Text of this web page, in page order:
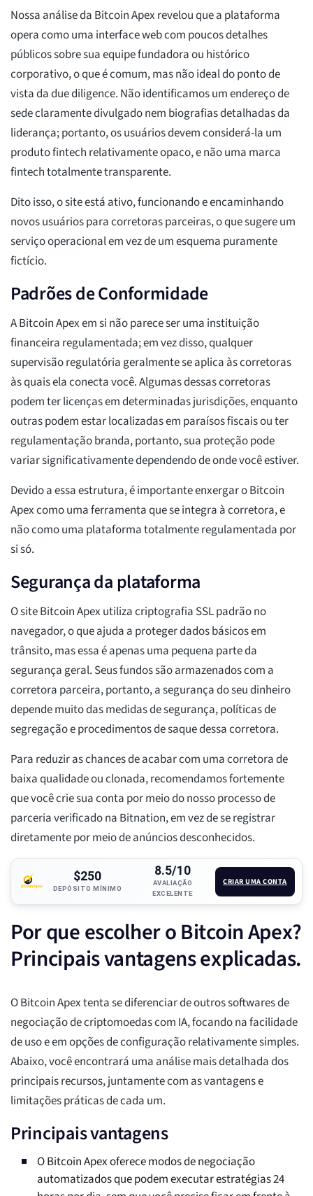
Nossa análise da Bitcoin Apex revelou que a plataforma
opera como uma interface web com poucos detalhes
públicos sobre sua equipe fundadora ou histórico
corporativo, o que é comum, mas não ideal do ponto de
vista da due diligence. Não identificamos um endereço de
sede claramente divulgado nem biografias detalhadas da
liderança; portanto, os usuários devem considerá-la um
produto fintech relativamente opaco, e não uma marca
fintech totalmente transparente.
Dito isso, o site está ativo, funcionando e encaminhando
novos usuários para corretoras parceiras, o que sugere um
serviço operacional em vez de um esquema puramente
fictício.
Padrões de Conformidade
A Bitcoin Apex em si não parece ser uma instituição
financeira regulamentada; em vez disso, qualquer
supervisão regulatória geralmente se aplica às corretoras
às quais ela conecta você. Algumas dessas corretoras
podem ter licenças em determinadas jurisdições, enquanto
outras podem estar localizadas em paraísos fiscais ou ter
regulamentação branda, portanto, sua proteção pode
variar significativamente dependendo de onde você estiver.
Devido a essa estrutura, é importante enxergar o Bitcoin
Apex como uma ferramenta que se integra à corretora, e
não como uma plataforma totalmente regulamentada por
si só.
Segurança da plataforma
O site Bitcoin Apex utiliza criptografia SSL padrão no
navegador, o que ajuda a proteger dados básicos em
trânsito, mas essa é apenas uma pequena parte da
segurança geral. Seus fundos são armazenados com a
corretora parceira, portanto, a segurança do seu dinheiro
depende muito das medidas de segurança, políticas de
segregação e procedimentos de saque dessa corretora.
Para reduzir as chances de acabar com uma corretora de
baixa qualidade ou clonada, recomendamos fortemente
que você crie sua conta por meio do nosso processo de
parceria verificado na Bitnation, em vez de se registrar
diretamente por meio de anúncios desconhecidos.
$250
DEPÓSITO MÍNIMO
8.5/10
AVALIAÇÃO
EXCELENTE
CRIAR UMA CONTA
Por que escolher o Bitcoin Apex?
Principais vantagens explicadas.
O Bitcoin Apex tenta se diferenciar de outros softwares de
negociação de criptomoedas com IA, focando na facilidade
de uso e em opções de configuração relativamente simples.
Abaixo, você encontrará uma análise mais detalhada dos
principais recursos, juntamente com as vantagens e
limitações práticas de cada um.
Principais vantagens
O Bitcoin Apex oferece modos de negociação
automatizados que podem executar estratégias 24